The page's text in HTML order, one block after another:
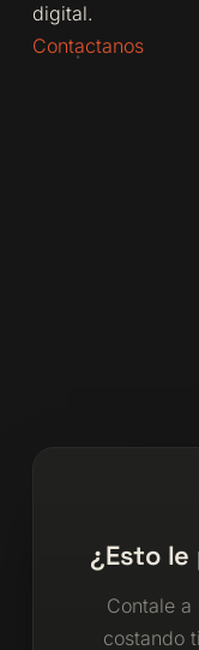
digital.
Contactanos
¿Esto
Contale a
costando